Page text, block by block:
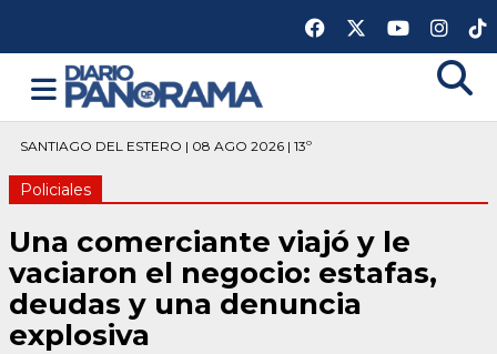
SANTIAGO DEL ESTERO | 08 AGO 2026 | 13º
Policiales
Una comerciante viajó y le
vaciaron el negocio: estafas,
deudas y una denuncia
explosiva